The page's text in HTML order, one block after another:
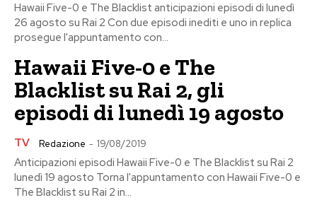
Hawaii Five-0 e The Blacklist anticipazioni episodi di lunedì
26 agosto su Rai 2 Con due episodi inediti e uno in replica
prosegue l'appuntamento con...
Hawaii Five-0 e The
Blacklist su Rai 2, gli
episodi di lunedì 19 agosto
TV Redazione - 19/08/2019
Anticipazioni episodi Hawaii Five-0 e The Blacklist su Rai 2
lunedì 19 agosto Torna l'appuntamento con Hawaii Five-0 e
The Blacklist su Rai 2 in...